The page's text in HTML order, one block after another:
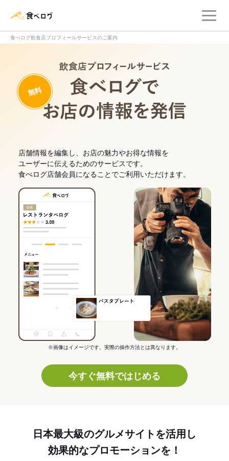
食べログ飲食店プロフィールサービスのご案内
無料
店舗情報を編集し、お店の魅力やお得な情報を
ユーザーに伝えるためのサービスです。
食べログ店舗会員になることでご利用いただけます。
※画像はイメージです。実際の操作方法とは異なります。
今すぐ無料ではじめる
日本最大級のグルメサイトを活用し
効果的なプロモーションを！